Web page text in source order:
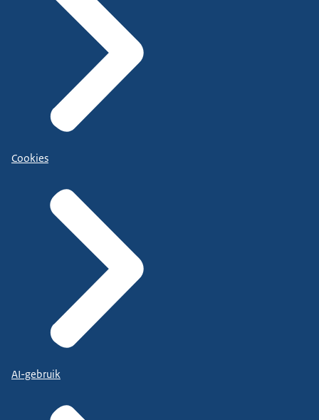
Cookies
AI-gebruik